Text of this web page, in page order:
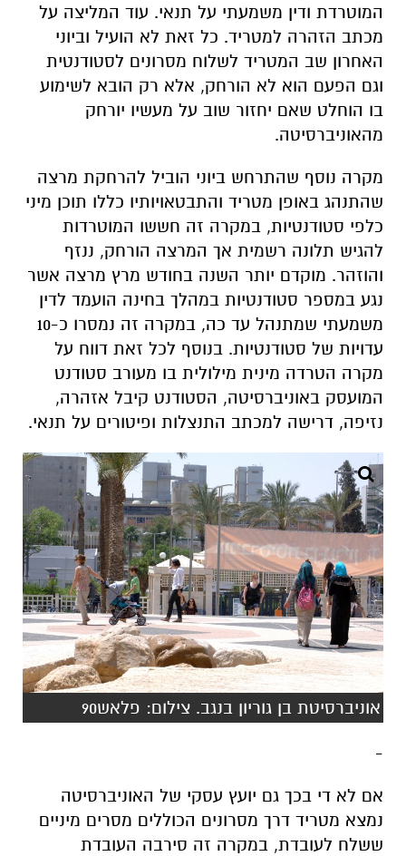
המוטרדת ודין משמעתי על תנאי. עוד המליצה על
מכתב הזהרה למטריד. כל זאת לא הועיל וביוני
האחרון שב המטריד לשלוח מסרונים לסטודנטית
וגם הפעם הוא לא הורחק, אלא רק הובא לשימוע
בו הוחלט שאם יחזור שוב על מעשיו יורחק
מהאוניברסיטה.
מקרה נוסף שהתרחש ביוני הוביל להרחקת מרצה
שהתנהג באופן מטריד והתבטאויותיו כללו תוכן מיני
כלפי סטודנטיות, במקרה זה חששו המוטרדות
להגיש תלונה רשמית אך המרצה הורחק, ננזף
והוזהר. מוקדם יותר השנה בחודש מרץ מרצה אשר
נגע במספר סטודנטיות במהלך בחינה הועמד לדין
משמעתי שמתנהל עד כה, במקרה זה נמסרו כ-10
עדויות של סטודנטיות. בנוסף לכל זאת דווח על
מקרה הטרדה מינית מילולית בו מעורב סטודנט
המועסק באוניברסיטה, הסטודנט קיבל אזהרה,
נזיפה, דרישה למכתב התנצלות ופיטורים על תנאי.
אוניברסיטת בן גוריון בנגב. צילום: פלאש90
-
אם לא די בכך גם יועץ עסקי של האוניברסיטה
נמצא מטריד דרך מסרונים הכוללים מסרים מיניים
ששלח לעובדת, במקרה זה סירבה העובדת